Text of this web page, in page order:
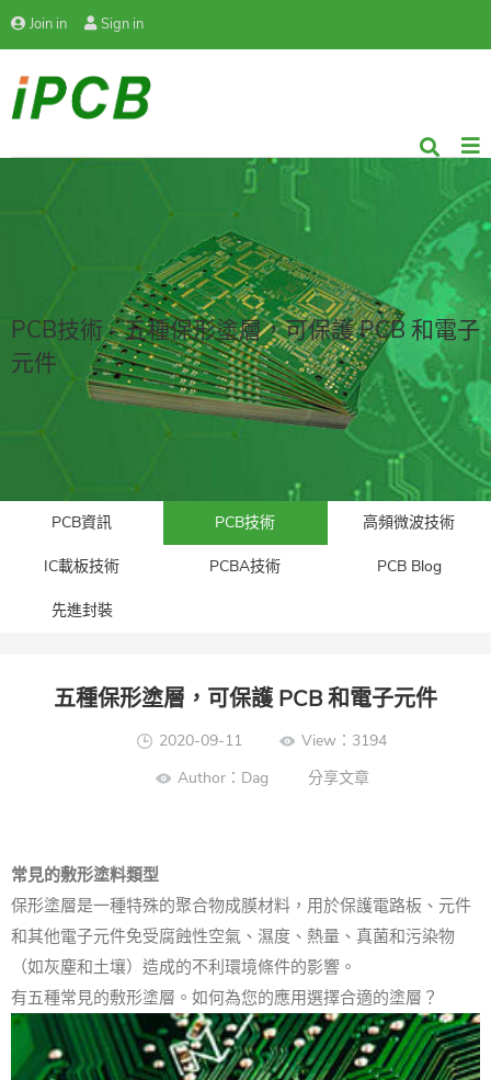
Join in Sign in
PCB技術 - 五種保形塗層，可保護 PCB 和電子
元件
PCB資訊 PCB技術 高頻微波技術
IC載板技術 PCBA技術 PCB Blog
先進封裝​
五種保形塗層，可保護 PCB 和電子元件
2020-09-11
View：3194
Author：Dag 分享文章
常見的敷形塗料類型
保形塗層是一種特殊的聚合物成膜材料，用於保護電路板、元件
和其他電子元件免受腐蝕性空氣、濕度、熱量、真菌和污染物
（如灰塵和土壤）造成的不利環境條件的影響。
有五種常見的敷形塗層。 如何為您的應用選擇合適的塗層？